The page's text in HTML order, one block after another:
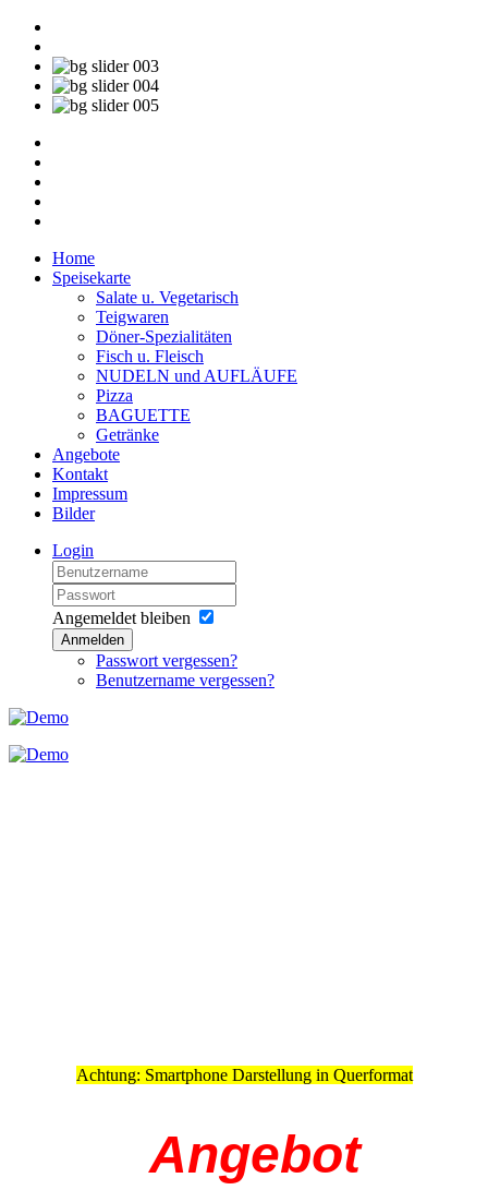
Home
Speisekarte
Salate u. Vegetarisch
Teigwaren
Döner-Spezialitäten
Fisch u. Fleisch
NUDELN und AUFLÄUFE
Pizza
BAGUETTE
Getränke
Angebote
Kontakt
Impressum
Bilder
Login
Angemeldet bleiben
Anmelden
Passwort vergessen?
Benutzername vergessen?
Achtung: Smartphone Darstellung in Querformat
Angebot